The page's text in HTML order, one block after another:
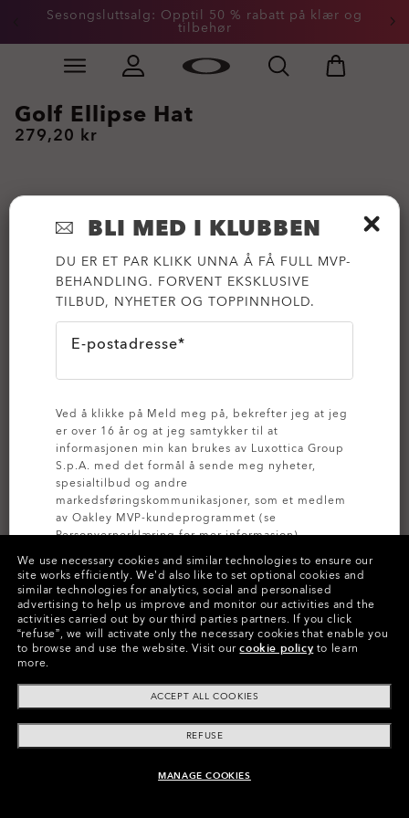
Skip to
Sesongsluttsalg: Opptil 50 % rabatt på klær og
tilbehør
Slide 2 of 3. Sesongsluttsalg: Opptil 50 % rabatt på
LEGG I HANDLEVOGN
Golf Ellipse Hat
279,20 kr
Farger (1) Jet Black
Betal over tid
We use necessary cookies and similar technologies to ensure our
site works efficiently. We’d also like to set optional cookies and
similar technologies for analytics, social and personalised
advertising to help us improve and monitor our activities and the
activities carried out by our third parties partners. If you click
“refuse”, we will activate only the necessary cookies that enable you
to browse and use the website. Visit ourcookie policy to learn
more.
ACCEPT ALL COOKIES
REFUSE
MANAGE COOKIES
BLI MED I KLUBBEN
DU ER ET PAR KLIKK UNNA Å FÅ FULL MVP-
BEHANDLING. FORVENT EKSKLUSIVE
TILBUD, NYHETER OG TOPPINNHOLD.
E-postadresse*
Ved å klikke på Meld meg på, bekrefter jeg at jeg
er over 16 år og at jeg samtykker til at
informasjonen min kan brukes av Luxottica Group
S.p.A. med det formål å sende meg nyheter,
spesialtilbud og andre
markedsføringskommunikasjoner, som et medlem
av Oakley MVP-kundeprogrammet (se
Personvernerklæringfor mer informasjon).
MELD DEG PÅ